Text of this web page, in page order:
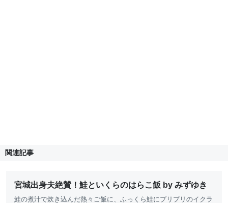
関連記事
宮城出身夫絶賛！鮭といくらのはらこ飯 by みずゆき
鮭の煮汁で炊き込んだ熱々ご飯に、ふっくら鮭にプリプリのイクラ